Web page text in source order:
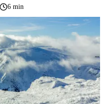
6 min